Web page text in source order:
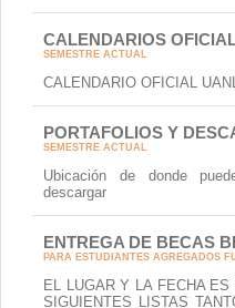
CALENDARIOS
SEMESTRE ACTUAL
CALENDARIO OFICIAL
PORTAFOLIOS Y
SEMESTRE ACTUAL
Ubicación de donde
descargar
ENTREGA DE BECAS
PARA ESTUDIANTES AGREGADOS
EL LUGAR Y LA FECHA
SIGUIENTES LISTAS